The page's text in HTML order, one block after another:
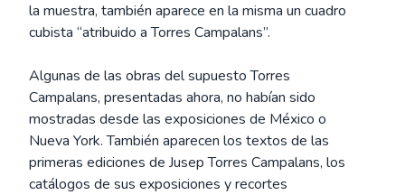
la muestra, también aparece en la misma un cuadro
cubista “atribuido a Torres Campalans”.
Algunas de las obras del supuesto Torres
Campalans, presentadas ahora, no habían sido
mostradas desde las exposiciones de México o
Nueva York. También aparecen los textos de las
primeras ediciones de Jusep Torres Campalans, los
catálogos de sus exposiciones y recortes